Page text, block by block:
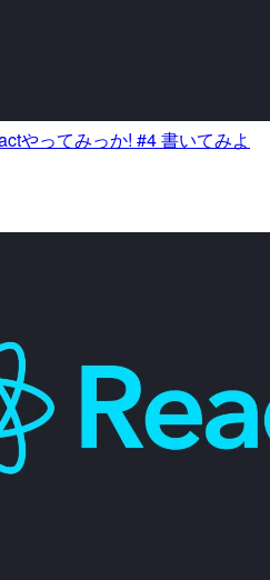
やってみっか! #4 書いてみよ